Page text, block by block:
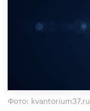
Фото: kvantorium37.ru